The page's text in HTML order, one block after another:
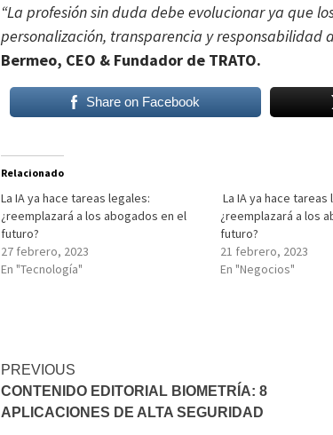
“La profesión sin duda debe evolucionar ya que
personalización, transparencia y responsabilidad
Bermeo, CEO & Fundador de TRATO.
Share on Facebook
Relacionado
La IA ya hace tareas legales:
¿reemplazará a los abogados en el
futuro?
27 febrero, 2023
En "Tecnología"
La IA ya hace tareas
¿reemplazará a los
futuro?
21 febrero, 2023
En "Negocios"
Post
navigation
PREVIOUS
CONTENIDO EDITORIAL BIOMETRÍA: 8
APLICACIONES DE ALTA SEGURIDAD